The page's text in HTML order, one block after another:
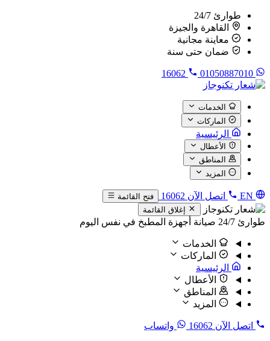
طوارئ 24/7
القاهرة والجيزة
معاينة مجانية
ضمان حتى سنة
01050887010
16062
الخدمات
الماركات
الرئيسية
الأعطال
المناطق
المزيد
EN اتصل الآن 16062
فتح القائمة
إغلاق القائمة
طوارئ 24/7 صيانة أجهزة المطبخ في نفس اليوم
الخدمات
الماركات
الرئيسية
الأعطال
المناطق
المزيد
اتصل الآن 16062 واتساب